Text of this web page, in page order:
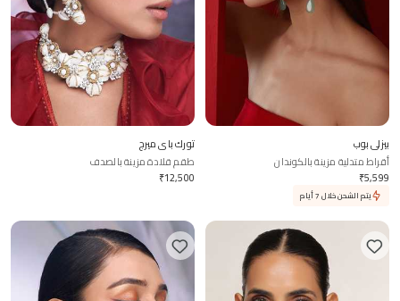
بيزلي بوب
أقراط متدلية مزينة بالكوندان
₹5,599
يتم الشحن خلال 7 أيام
تورك باي ميرج
طقم قلادة مزينة بالصدف
₹12,500